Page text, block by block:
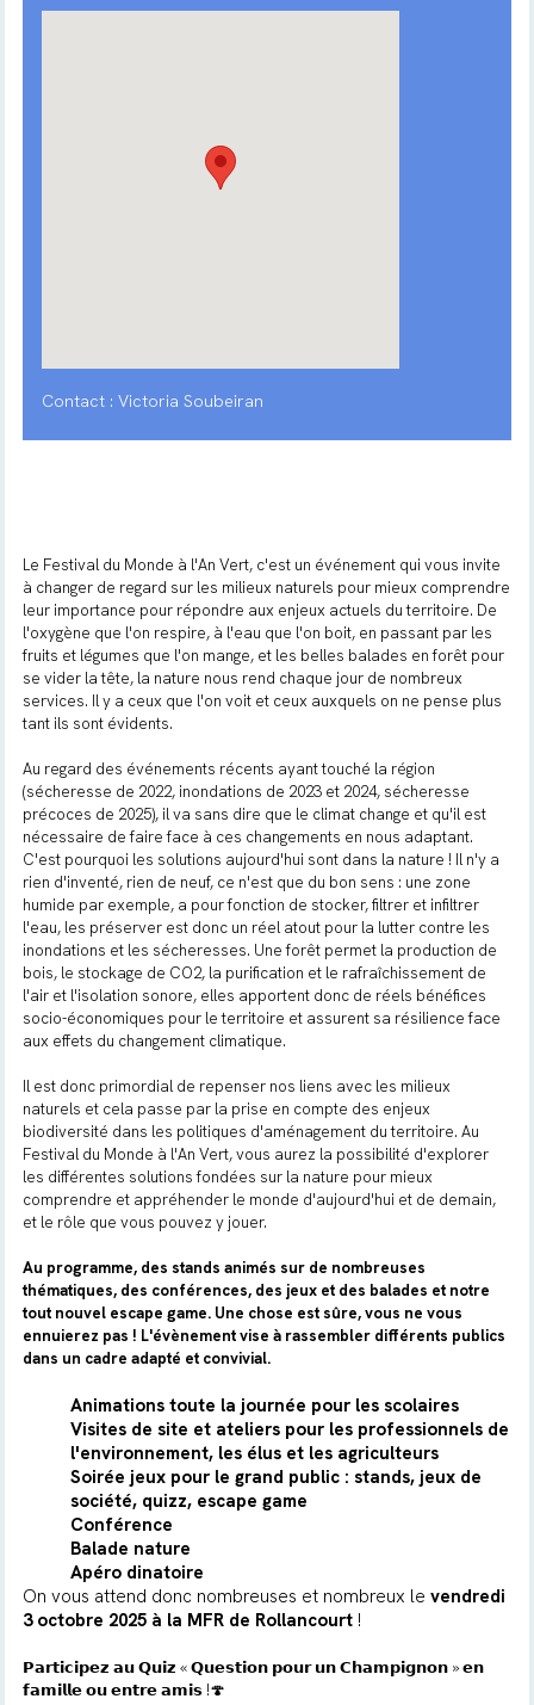
Contact : Victoria Soubeiran
Le Festival du Monde à l'An Vert, c'est un événement qui vous invite
à changer de regard sur les milieux naturels pour mieux comprendre
leur importance pour répondre aux enjeux actuels du territoire. De
l'oxygène que l'on respire, à l'eau que l'on boit, en passant par les
fruits et légumes que l'on mange, et les belles balades en forêt pour
se vider la tête, la nature nous rend chaque jour de nombreux
services. Il y a ceux que l'on voit et ceux auxquels on ne pense plus
tant ils sont évidents.
Au regard des événements récents ayant touché la région
(sécheresse de 2022, inondations de 2023 et 2024, sécheresse
précoces de 2025), il va sans dire que le climat change et qu'il est
nécessaire de faire face à ces changements en nous adaptant.
C'est pourquoi les solutions aujourd'hui sont dans la nature ! Il n'y a
rien d'inventé, rien de neuf, ce n'est que du bon sens : une zone
humide par exemple, a pour fonction de stocker, filtrer et infiltrer
l'eau, les préserver est donc un réel atout pour la lutter contre les
inondations et les sécheresses. Une forêt permet la production de
bois, le stockage de CO2, la purification et le rafraîchissement de
l'air et l'isolation sonore, elles apportent donc de réels bénéfices
socio-économiques pour le territoire et assurent sa résilience face
aux effets du changement climatique.
Il est donc primordial de repenser nos liens avec les milieux
naturels et cela passe par la prise en compte des enjeux
biodiversité dans les politiques d'aménagement du territoire. Au
Festival du Monde à l'An Vert, vous aurez la possibilité d'explorer
les différentes solutions fondées sur la nature pour mieux
comprendre et appréhender le monde d'aujourd'hui et de demain,
et le rôle que vous pouvez y jouer.
Au programme, des stands animés sur de nombreuses
thématiques, des conférences, des jeux et des balades et notre
tout nouvel escape game. Une chose est sûre, vous ne vous
ennuierez pas ! L'évènement vise à rassembler différents publics
dans un cadre adapté et convivial.
Animations toute la journée pour les scolaires
Visites de site et ateliers pour les professionnels de
l'environnement, les élus et les agriculteurs
Soirée jeux pour le grand public : stands, jeux de
société, quizz, escape game
Conférence
Balade nature
Apéro dinatoire
On vous attend donc nombreuses et nombreux le vendredi
3 octobre 2025 à la MFR de Rollancourt!
𝗣𝗮𝗿𝘁𝗶𝗰𝗶𝗽𝗲𝘇 𝗮𝘂 𝗤𝘂𝗶𝘇 « 𝗤𝘂𝗲𝘀𝘁𝗶𝗼𝗻 𝗽𝗼𝘂𝗿 𝘂𝗻 𝗖𝗵𝗮𝗺𝗽𝗶𝗴𝗻𝗼𝗻 » 𝗲𝗻
𝗳𝗮𝗺𝗶𝗹𝗹𝗲 𝗼𝘂 𝗲𝗻𝘁𝗿𝗲 𝗮𝗺𝗶𝘀 !🍄